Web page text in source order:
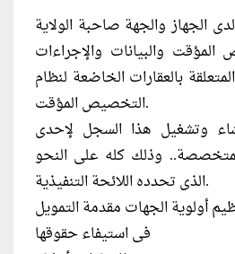
لدى الجهاز والجهة صاحبة الولاية
والبيانات والإجراءات
بالعقارات الخاضعة لنظام
التخصيص المؤقت.
وتشغيل هذا السجل لإحدى
وذلك كله على النحو
الذى تحدده اللائحة التنفيذية.
أولوية الجهات مقدمة التمويل
فى استيفاء حقوقها